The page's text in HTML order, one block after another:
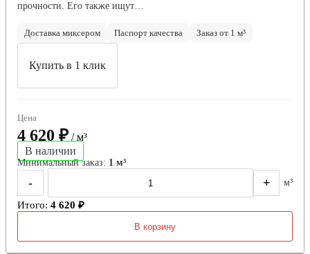
прочности. Его также ищут…
Доставка миксером Паспорт качества Заказ от 1 м³
Купить в 1 клик
Цена
4 620 ₽ / м³
В наличии
Минимальный заказ: 1 м³
- + м³
Итого: 4 620 ₽
В корзину